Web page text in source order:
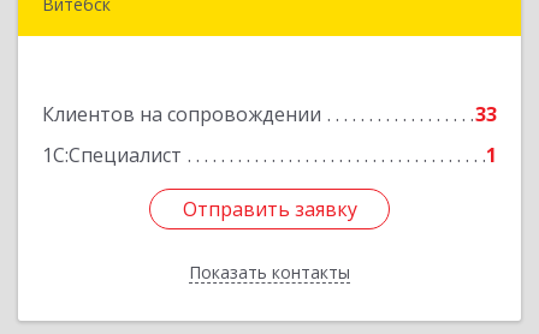
Клиентов на сопровождении
33
1С:Специалист
1
Отправить заявку
Показать контакты
Подробнее
Отправить заявку
Назад